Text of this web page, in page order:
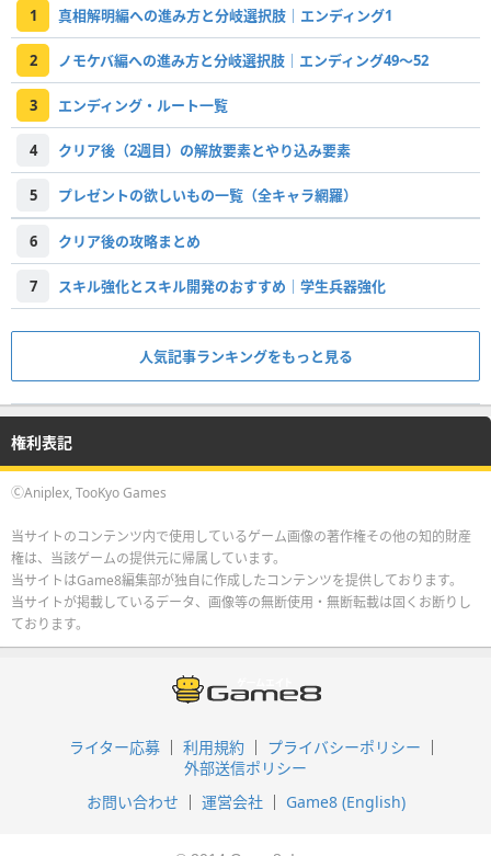
1 真相解明編への進み方と分岐選択肢｜エンディング1
2 ノモケバ編への進み方と分岐選択肢｜エンディング49～52
3 エンディング・ルート一覧
4 クリア後（2週目）の解放要素とやり込み要素
5 プレゼントの欲しいもの一覧（全キャラ網羅）
6 クリア後の攻略まとめ
7 スキル強化とスキル開発のおすすめ｜学生兵器強化
人気記事ランキングをもっと見る
権利表記
ⒸAniplex, TooKyo Games
当サイトのコンテンツ内で使用しているゲーム画像の著作権その他の知的財産
権は、当該ゲームの提供元に帰属しています。
当サイトはGame8編集部が独自に作成したコンテンツを提供しております。
当サイトが掲載しているデータ、画像等の無断使用・無断転載は固くお断りし
ております。
ライター応募 利用規約
プライバシーポリシー
外部送信ポリシー
お問い合わせ
運営会社 Game8 (English)